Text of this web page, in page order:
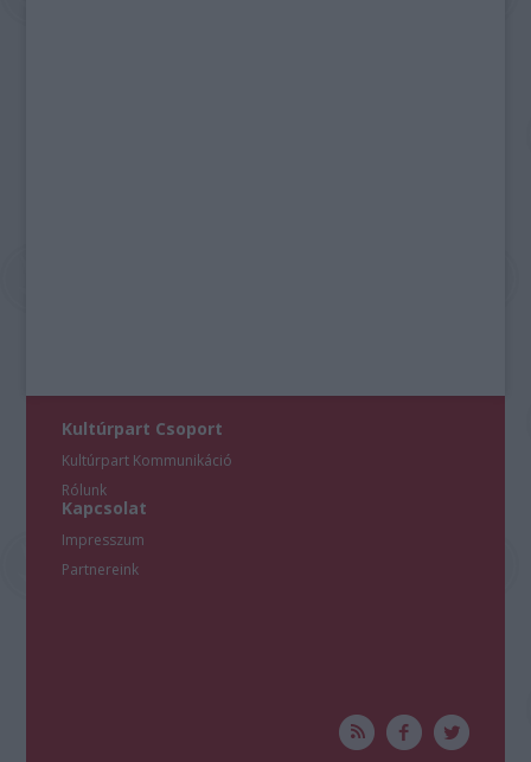
Kultúrpart Csoport
Kultúrpart Kommunikáció
Rólunk
Kapcsolat
Impresszum
Partnereink